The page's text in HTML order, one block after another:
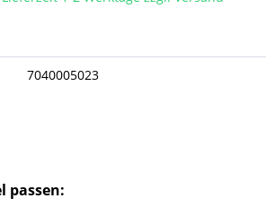
7040005023
passen: